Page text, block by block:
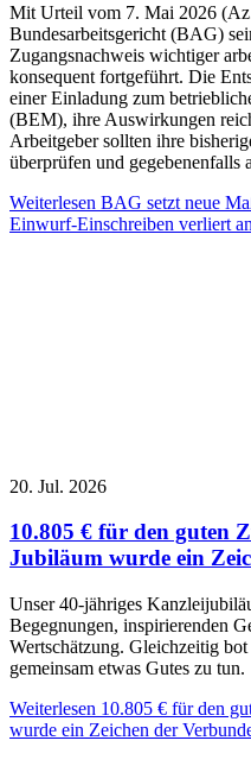
Mit Urteil vom 7. Mai 2026
Bundesarbeitsgericht (BAG)
Zugangsnachweis wichtiger
konsequent fortgeführt. Die
einer Einladung zum
(BEM), ihre Auswirkungen
Arbeitgeber sollten ihre
überprüfen und gegebenenfalls
Weiterlesen BAG setzt neue
Einwurf-Einschreiben verliert
20. Jul. 2026
10.805 € für den guten
Jubiläum wurde ein
Unser 40-jähriges
Begegnungen, inspirierenden
Wertschätzung. Gleichzeitig
gemeinsam etwas Gutes zu tun.
Weiterlesen 10.805 € für den
wurde ein Zeichen der